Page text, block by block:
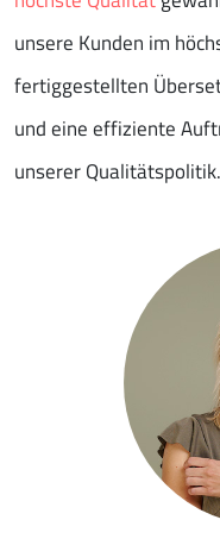
unsere Kunden im
fertiggestellten
und eine effiziente
unserer Qualitätspolitik.